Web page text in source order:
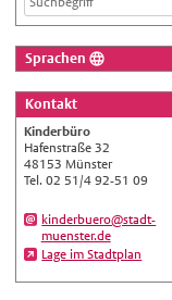
Sprachen
Nederlands
English
Українська
Türkçe
اللغة العربية
Kontakt
Kinderbüro
Hafenstraße 32
48153 Münster
Tel. 02 51/4 92-51 09
kinderbuero@stadt-
muenster.de
Lage im Stadtplan